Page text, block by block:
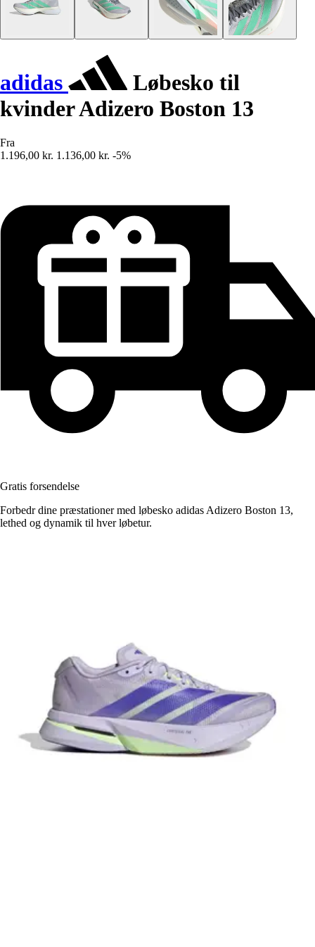
adidas
Løbesko til
kvinder Adizero Boston 13
Fra
1.196,00 kr. 1.136,00 kr. -5%
Gratis forsendelse
Forbedr dine præstationer med løbesko adidas Adizero Boston 13,
lethed og dynamik til hver løbetur.